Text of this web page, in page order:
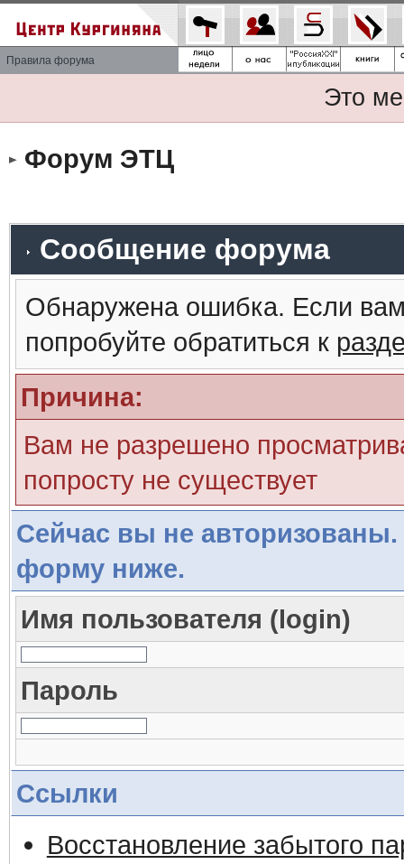
Правила форума
Это
Форум ЭТЦ
Сообщение форума
Обнаружена ошибка. Если
попробуйте обратиться к
Причина:
Вам не разрешено
попросту не существует
Сейчас вы не авторизованы.
форму ниже.
Имя пользователя (login)
Пароль
Ссылки
Восстановление забытого